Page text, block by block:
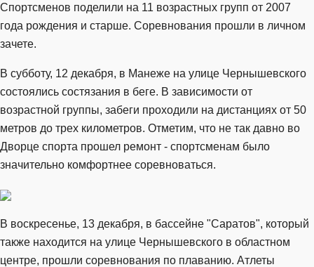
Спортсменов поделили на 11 возрастных групп от 2007
года рождения и старше. Соревнования прошли в личном
зачете.
В субботу, 12 декабря, в Манеже на улице Чернышевского
состоялись состязания в беге. В зависимости от
возрастной группы, забеги проходили на дистанциях от 50
метров до трех километров. Отметим, что не так давно во
Дворце спорта прошел ремонт - спортсменам было
значительно комфортнее соревноваться.
В воскресенье, 13 декабря, в бассейне "Саратов", который
также находится на улице Чернышевского в областном
центре, прошли соревнования по плаванию. Атлеты